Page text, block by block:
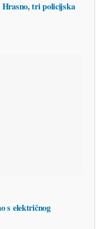
Hrasno, tri policijska
s električnog